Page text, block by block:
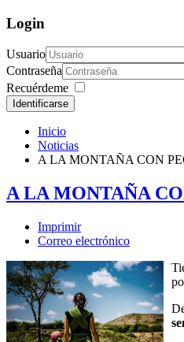
Login
Usuario
Contraseña
Recuérdeme
Identificarse
Inicio
Noticias
A LA MONTAÑA CON
A LA MONTAÑA
Imprimir
Correo electrónico